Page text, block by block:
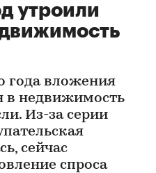
утроили
года вложения
в недвижимость
Из-за серии
сейчас
спроса